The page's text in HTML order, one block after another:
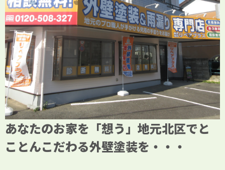
あなたのお家を「想う」地元北区でと
ことんこだわる外壁塗装を・・・